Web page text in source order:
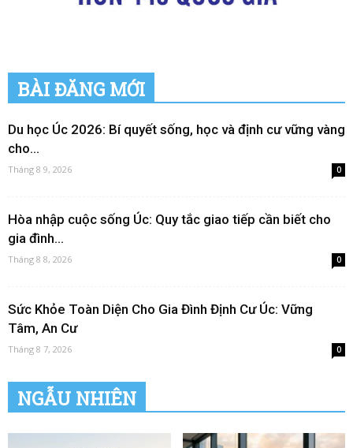
BÀI ĐĂNG MỚI
Du học Úc 2026: Bí quyết sống, học và định cư vững vàng
cho...
Tháng 8 9, 2026 0
Hòa nhập cuộc sống Úc: Quy tắc giao tiếp cần biết cho
gia đình...
Tháng 8 8, 2026 0
Sức Khỏe Toàn Diện Cho Gia Đình Định Cư Úc: Vững
Tâm, An Cư
Tháng 8 7, 2026 0
NGẪU NHIÊN